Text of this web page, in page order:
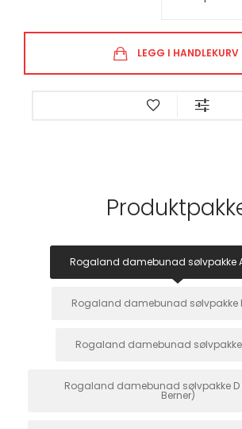
LEGG I HANDLEKURV
Rogaland damebunad sølvpakke
Rogaland damebunad sølvpakke
Rogaland damebunad
Rogaland damebunad sølvpakke D
Berner)